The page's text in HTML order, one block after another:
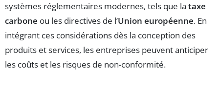
systèmes réglementaires modernes, tels que la taxe
carbone ou les directives de l’Union européenne. En
intégrant ces considérations dès la conception des
produits et services, les entreprises peuvent anticiper
les coûts et les risques de non-conformité.